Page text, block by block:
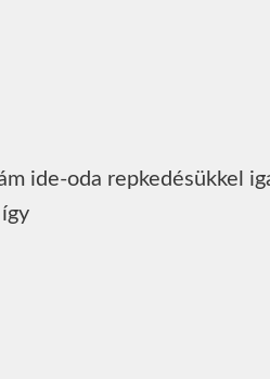
ide-oda repkedésükkel